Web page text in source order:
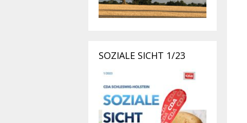
SOZIALE SICHT 1/23